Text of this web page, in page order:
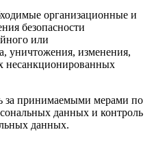
организационные и
безопасности
или
уничтожения, изменения,
несанкционированных
за принимаемыми мерами по
данных и контроль
данных.